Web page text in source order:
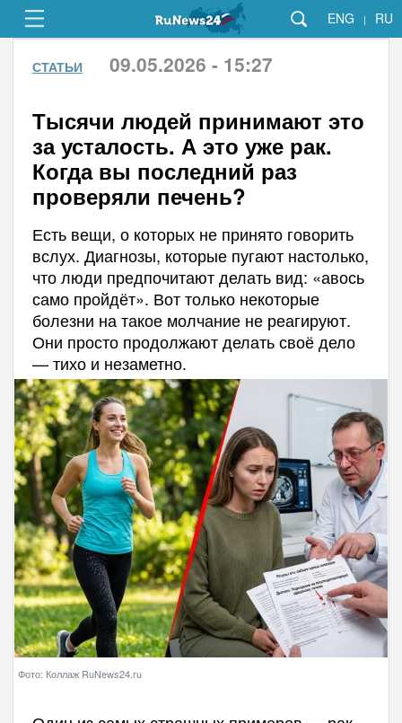
ENG | RU
СТАТЬИ 09.05.2026 - 15:27
Тысячи людей принимают это
за усталость. А это уже рак.
Когда вы последний раз
проверяли печень?
Есть вещи, о которых не принято говорить
вслух. Диагнозы, которые пугают настолько,
что люди предпочитают делать вид: «авось
само пройдёт». Вот только некоторые
болезни на такое молчание не реагируют.
Они просто продолжают делать своё дело
— тихо и незаметно.
Фото: Коллаж RuNews24.ru